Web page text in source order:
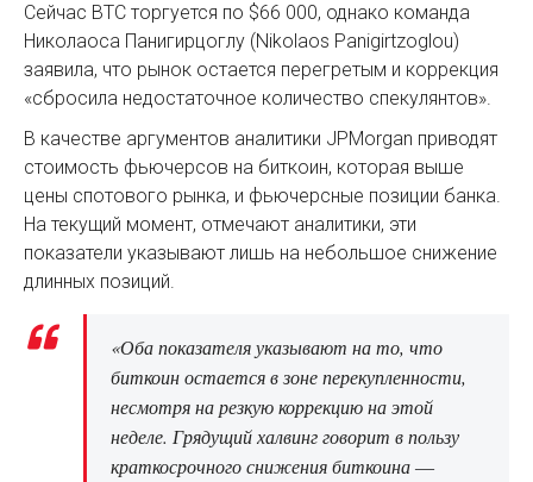
Сейчас BTC торгуется по $66 000, однако команда
Николаоса Панигирцоглу (Nikolaos Panigirtzoglou)
заявила, что рынок остается перегретым и коррекция
«сбросила недостаточное количество спекулянтов».
В качестве аргументов аналитики JPMorgan приводят
стоимость фьючерсов на биткоин, которая выше
цены спотового рынка, и фьючерсные позиции банка.
На текущий момент, отмечают аналитики, эти
показатели указывают лишь на небольшое снижение
длинных позиций.
«Оба показателя указывают на то, что
биткоин остается в зоне перекупленности,
несмотря на резкую коррекцию на этой
неделе. Грядущий халвинг говорит в пользу
краткосрочного снижения биткоина ―